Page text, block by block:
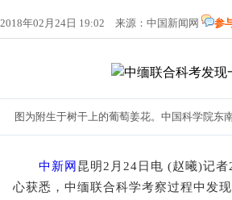
2018年02月24日 19:02 来源： 中国新闻网 参
图为附生于树干上的葡萄姜花。中国科学院东
中新网 昆明2月24日电 (赵曦)记
心获悉，中缅联合科学考察过程中发